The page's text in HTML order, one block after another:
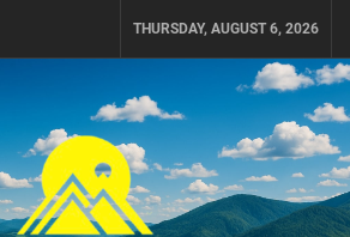
THURSDAY, AUGUST 6, 2026